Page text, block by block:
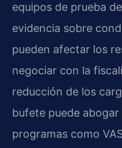
equipos de prueba
evidencia sobre
pueden afectar los
negociar con la
reducción de los
bufete puede
programas como